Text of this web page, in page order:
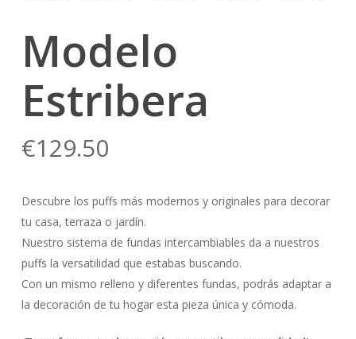
Modelo
Estribera
€129.50
Descubre los puffs más modernos y originales para decorar
tu casa, terraza o jardín.
Nuestro sistema de fundas intercambiables da a nuestros
puffs la versatilidad que estabas buscando.
Con un mismo relleno y diferentes fundas, podrás adaptar a
la decoración de tu hogar esta pieza única y cómoda.